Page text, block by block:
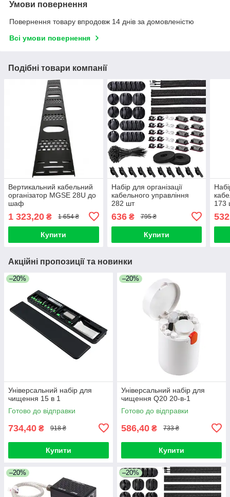
Умови повернення
Повернення товару впродовж 14 днів за домовленістю
Всі умови повернення
Подібні товари компанії
Вертикальний кабельний
організатор MGSE 28U до
шаф
1 323,20 ₴ 1 654 ₴
Купити
Набір для організації
кабельного управління
282 шт
636₴ 795 ₴
Купити
173
Акційні пропозиції та новинки
–20%
Універсальний набір для
чищення 15 в 1
Готово до відправки
734,40 ₴ 918 ₴
Купити
–20%
Універсальний набір для
чищення Q20 20-в-1
Готово до відправки
586,40 ₴ 733 ₴
Купити
–20% –20%